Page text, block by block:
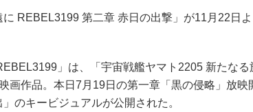
REBEL3199 第二章 赤日の出撃」が11月22日
」は、「宇宙戦艦ヤマト2205 新たなる
画作品。本日7月19日の第一章「黒の侵略」放映
のキービジュアルが公開された。